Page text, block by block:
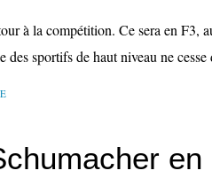
à la compétition. Ce sera en F3,
des sportifs de haut niveau ne